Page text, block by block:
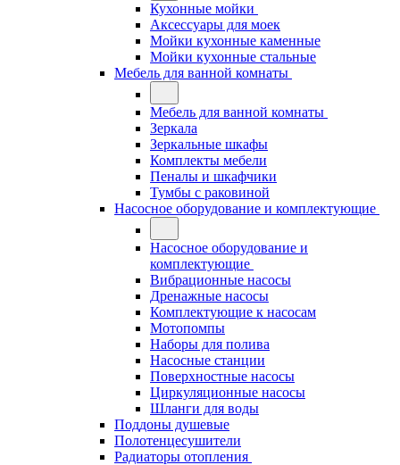
Кухонные мойки
Аксессуары для моек
Мойки кухонные каменные
Мойки кухонные стальные
Мебель для ванной комнаты
Мебель для ванной комнаты
Зеркала
Зеркальные шкафы
Комплекты мебели
Пеналы и шкафчики
Тумбы с раковиной
Насосное оборудование и комплектующие
Насосное оборудование и
комплектующие
Вибрационные насосы
Дренажные насосы
Комплектующие к насосам
Мотопомпы
Наборы для полива
Насосные станции
Поверхностные насосы
Циркуляционные насосы
Шланги для воды
Поддоны душевые
Полотенцесушители
Радиаторы отопления